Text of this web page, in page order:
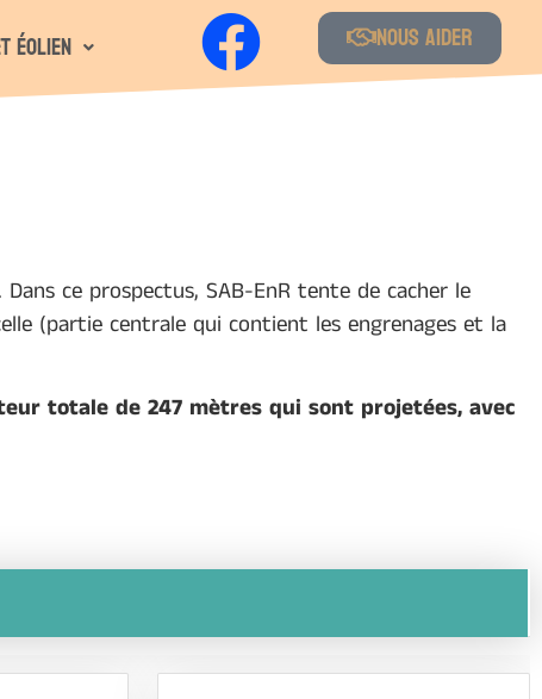
éolien Nous aider
ce prospectus, SAB-EnR tente de cacher le
(partie centrale qui contient les engrenages et la
totale de 247 mètres qui sont projetées, avec